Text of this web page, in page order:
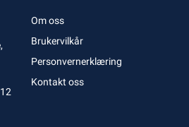
Om oss
Brukervilkår
Personvernerklæring
Kontakt oss